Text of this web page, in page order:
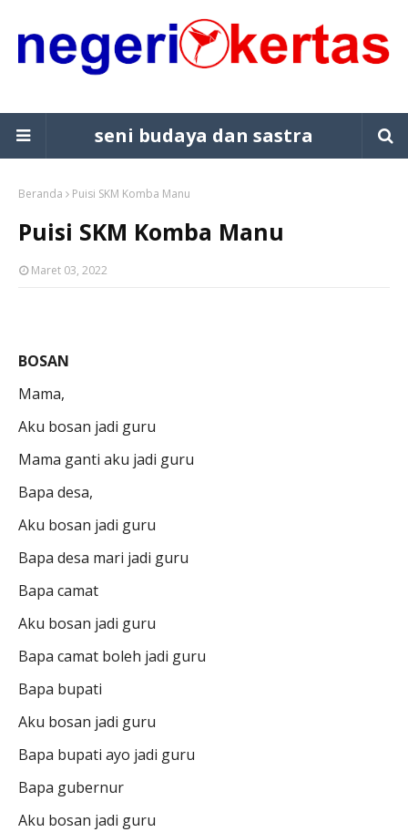
seni budaya dan sastra
Beranda Puisi SKM Komba Manu
Puisi SKM Komba Manu
Maret 03, 2022
BOSAN
Mama,
Aku bosan jadi guru
Mama ganti aku jadi guru
Bapa desa,
Aku bosan jadi guru
Bapa desa mari jadi guru
Bapa camat
Aku bosan jadi guru
Bapa camat boleh jadi guru
Bapa bupati
Aku bosan jadi guru
Bapa bupati ayo jadi guru
Bapa gubernur
Aku bosan jadi guru